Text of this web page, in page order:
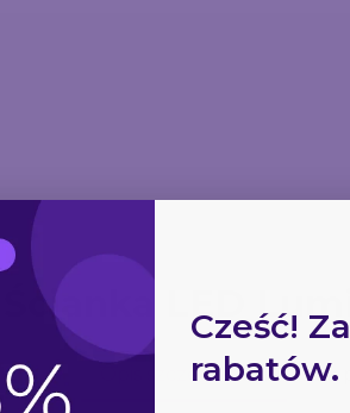
Ścianka LED
Opis szczegółowy Jak
Cześć!
rabatów.